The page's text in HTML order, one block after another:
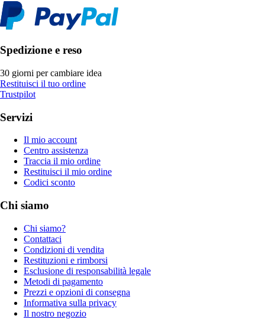
Spedizione e reso
30 giorni per cambiare idea
Restituisci il tuo ordine
Trustpilot
Servizi
Il mio account
Centro assistenza
Traccia il mio ordine
Restituisci il mio ordine
Codici sconto
Chi siamo
Chi siamo?
Contattaci
Condizioni di vendita
Restituzioni e rimborsi
Esclusione di responsabilità legale
Metodi di pagamento
Prezzi e opzioni di consegna
Informativa sulla privacy
Il nostro negozio